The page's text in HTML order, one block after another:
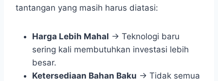
tantangan yang masih harus diatasi:
Harga Lebih Mahal → Teknologi baru
sering kali membutuhkan investasi lebih
besar.
Ketersediaan Bahan Baku → Tidak semua